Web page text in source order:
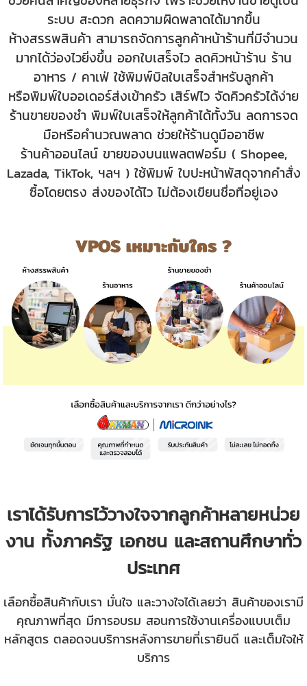
ระบบ สะดวก ลดความผิดพลาดได้มากขึ้น
ห้างสรรพสินค้า สามารถจัดการลูกค้าหน้าร้านที่มีจำนวน
มากได้ว่องไวยิ่งขึ้น ออกใบเสร็จไว ลดคิวหน้าร้าน ร้าน
อาหาร / คาเฟ่ ใช้พิมพ์บิลใบเสร็จสำหรับลูกค้า
หรือพิมพ์ใบออเดอร์ส่งเข้าครัว เสิร์ฟไว จัดคิวครัวได้ง่าย
ร้านขายของชำ พิมพ์ใบเสร็จให้ลูกค้าได้ทั้งวัน ลดการจด
มือหรือคำนวณพลาด ช่วยให้ร้านดูมืออาชีพ
ร้านค้าออนไลน์ ขายของบนแพลตฟอร์ม ( Shopee,
Lazada, TikTok, ฯลฯ ) ใช้พิมพ์ ใบปะหน้าพัสดุจากคำสั่ง
ซื้อโดยตรง ส่งของได้ไว ไม่ต้องเขียนชื่อที่อยู่เอง
เราได้รับการไว้วางใจจากลูกค้าหลายหน่วย
งาน ทั้งภาครัฐ เอกชน และสถานศึกษาทั่ว
ประเทศ
เลือกซื้อสินค้ากับเรา มั่นใจ และวางใจได้เลยว่า สินค้าของเรามี
คุณภาพที่สุด มีการอบรม สอนการใช้งานเครื่องแบบเต็ม
หลักสูตร ตลอดจนบริการหลังการขายที่เรายินดี และเต็มใจให้
บริการ